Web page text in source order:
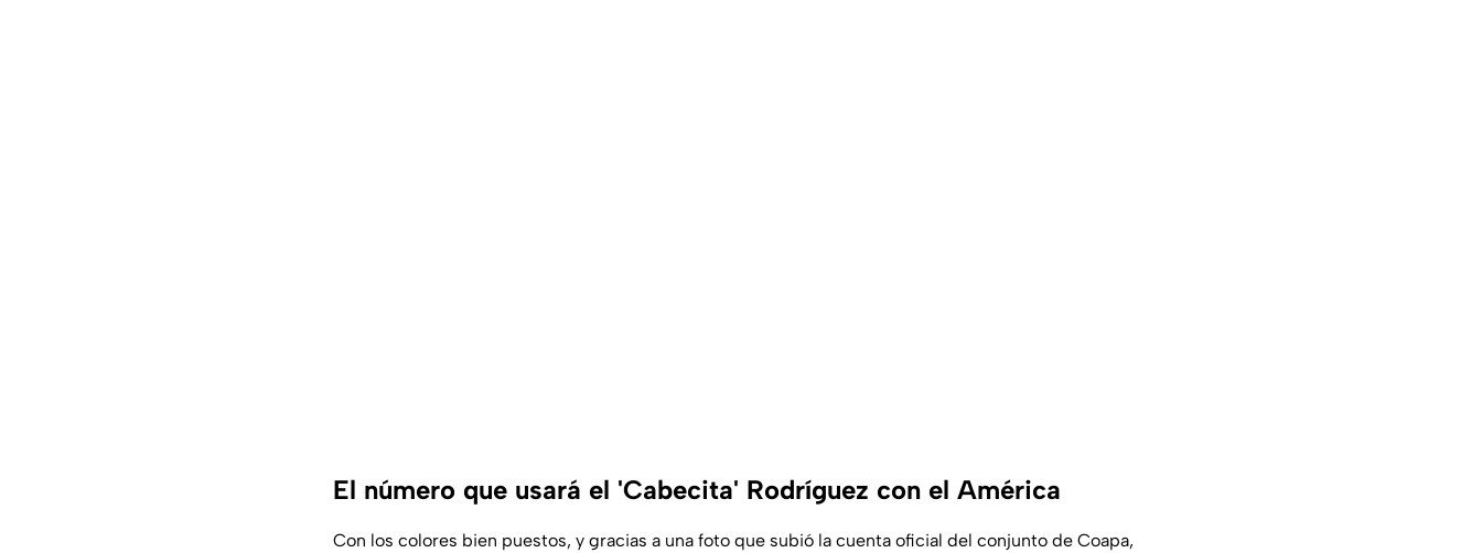
El número que usará el 'Cabecita' Rodríguez con el América
Con los colores bien puestos, y gracias a una foto que subió la cuenta oficial del conjunto de Coapa,